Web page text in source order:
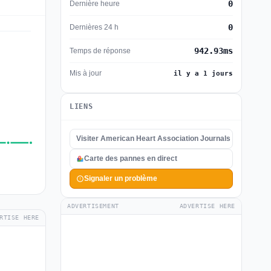
HERE
Dernière heure 0
Dernières 24 h 0
Temps de réponse 942.93ms
Mis à jour il y a 1 jours
LIENS
Visiter American Heart Association Journals
Carte des pannes en direct
Signaler un problème
ADVERTISEMENT ADVERTISE HERE